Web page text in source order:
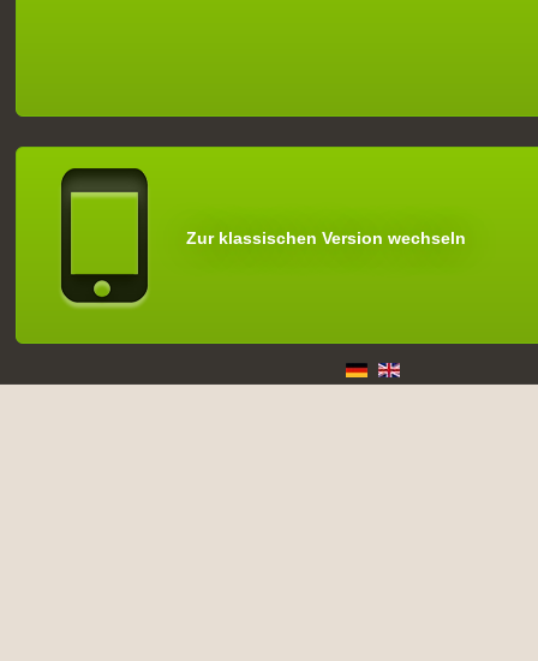
Zur klassischen Version wechseln